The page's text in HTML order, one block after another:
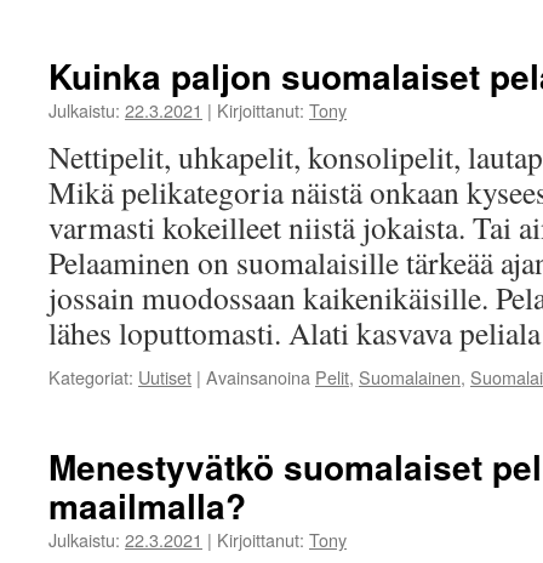
Kuinka paljon suomalaiset
Julkaistu: 22.3.2021 | Kirjoittanut: Tony
Nettipelit, uhkapelit, konsolipelit,
Mikä pelikategoria näistä onkaan
varmasti kokeilleet niistä jokaista. Tai
Pelaaminen on suomalaisille tärkeää
jossain muodossaan kaikenikäisille.
lähes loputtomasti. Alati kasvava
Kategoriat: Uutiset | Avainsanoina Pelit, Suomalainen,
Menestyvätkö suomalaiset
maailmalla?
Julkaistu: 22.3.2021 | Kirjoittanut: Tony